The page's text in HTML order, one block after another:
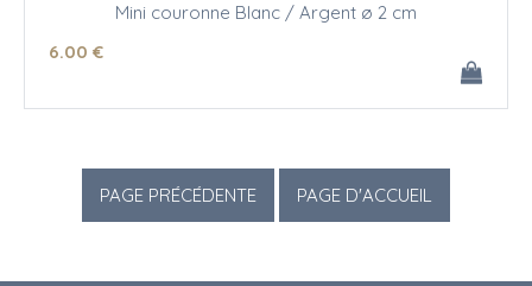
Mini couronne Blanc / Argent ø 2 cm
6.00 €